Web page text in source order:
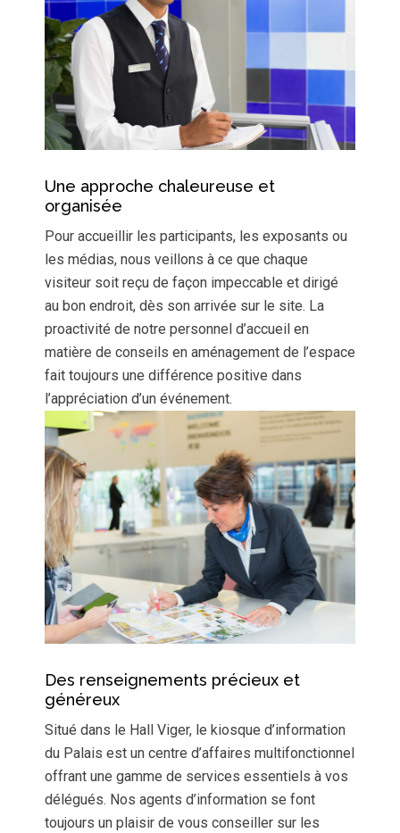
Une approche chaleureuse et
organisée
Pour accueillir les participants, les exposants ou
les médias, nous veillons à ce que chaque
visiteur soit reçu de façon impeccable et dirigé
au bon endroit, dès son arrivée sur le site. La
proactivité de notre personnel d’accueil en
matière de conseils en aménagement de l’espace
fait toujours une différence positive dans
l’appréciation d’un événement.
Des renseignements précieux et
généreux
Situé dans le Hall Viger, le kiosque d’information
du Palais est un centre d’affaires multifonctionnel
offrant une gamme de services essentiels à vos
délégués. Nos agents d’information se font
toujours un plaisir de vous conseiller sur les